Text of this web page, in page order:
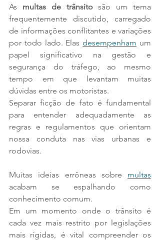
As multas de trânsito são um tema
frequentemente discutido, carregado
de informações conflitantes e variações
por todo lado. Elas desempenham um
papel significativo na gestão e
segurança do tráfego, ao mesmo
tempo em que levantam muitas
dúvidas entre os motoristas.
Separar ficção de fato é fundamental
para entender adequadamente as
regras e regulamentos que orientam
nossa conduta nas vias urbanas e
rodovias.
Muitas ideias errôneas sobre multas
acabam se espalhando como
conhecimento comum.
Em um momento onde o trânsito é
cada vez mais restrito por legislações
mais rígidas, é vital compreender os